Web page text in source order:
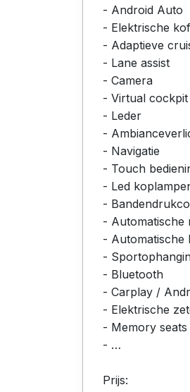
- Android Auto
- Elektrische
- Adaptieve
- Lane assist
- Camera
- Virtual cockpit
- Leder
-
- Navigatie
- Touch
- Led
-
- Automatische
- Automatische
-
- Bluetooth
- Carplay /
- Elektrische
- Memory seats
- …
Prijs: